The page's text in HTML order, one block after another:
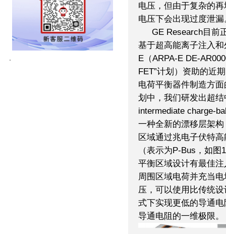
电压，但由于复杂的
电压下会出现过度泄漏
GE Research目前
基于超高能离子注入
E（ARPA-E DE-
FET”计划）资助的近
电荷平衡器件制造方
划中，我们研发出超
intermediate charge-
一种全新的漂移层架
区域通过兆电子伏特
（表示为P-Bus，如
平衡区域设计有最佳
周围区域电荷并充当
压，可以使用比传统
式下实现更低的导通
导通电阻的一维极限。